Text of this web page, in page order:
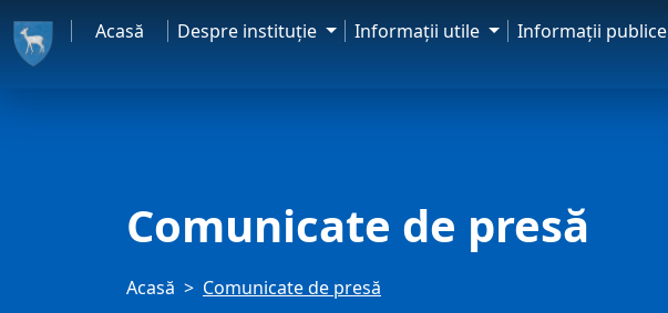
Acasă Despre instituţie Informaţii utile Informaţii publice
Comunicate de presă
Acasă Comunicate de presă